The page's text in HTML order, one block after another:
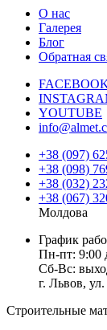
О нас
Галерея
Блог
Обратная
YOUTUBE
+38 (097)
+38 (098)
+38 (032)
+38 (067)
Молдова
График
Пн-пт: 9:00
Сб-Вс:
г. Львов,
Строительные